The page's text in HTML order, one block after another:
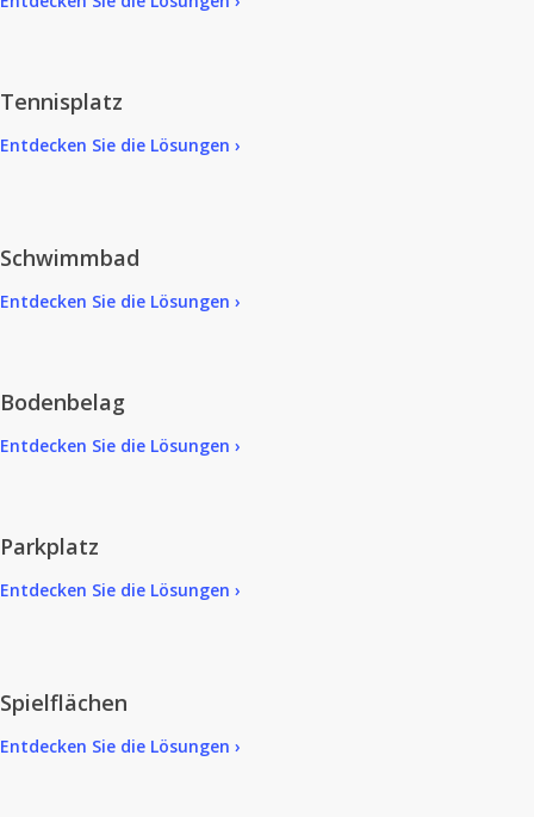
Tennisplatz
Entdecken Sie die Lösungen ›
Schwimmbad
Entdecken Sie die Lösungen ›
Bodenbelag
Entdecken Sie die Lösungen ›
Parkplatz
Entdecken Sie die Lösungen ›
Spielflächen
Entdecken Sie die Lösungen ›